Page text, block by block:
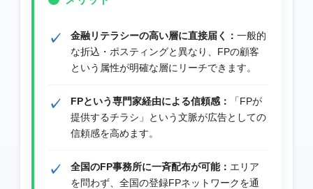
金融リテラシーの高い層に直接届く： 一般的
な折込・ポスティングと異なり、FPの顧客
という属性が明確な層にリーチできます。
FPという専門家経由による信頼感：
「FPが
提供するチラシ」という文脈が広告としての
信頼感を高めます。
全国のFP事務所に一斉配布が可能： エリア
を問わず、全国の登録FPネットワークを通